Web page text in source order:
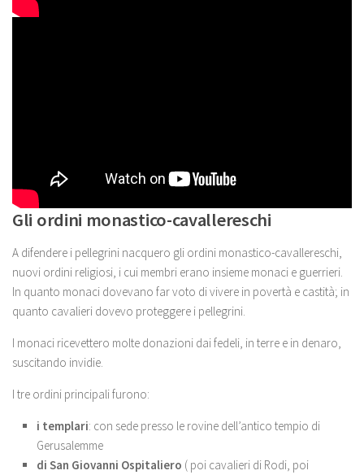
Gli ordini monastico-cavallereschi
A difendere i pellegrini nacquero gli ordini monastico-cavallereschi,
nuovi ordini religiosi, i cui membri erano insieme monaci e guerrieri.
In quanto monaci dovevano far voto di vivere in povertà e castità; in
quanto cavalieri dovevo proteggere i pellegrini.
I monaci ricevettero molte donazioni dai fedeli, in terre e in denaro,
suscitando invidie.
I tre ordini principali furono:
i templari: con sede presso le rovine dell’antico tempio di
Gerusalemme
di San Giovanni Ospitaliero ( poi cavalieri di Rodi, poi